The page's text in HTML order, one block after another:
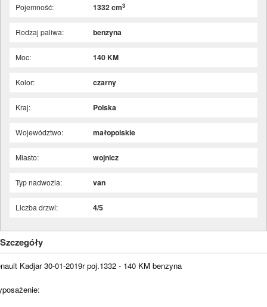
Pojemność: 1332 cm3
Rodzaj paliwa: benzyna
Moc: 140 KM
Kolor: czarny
Kraj: Polska
Województwo: małopolskie
Miasto: wojnicz
Typ nadwozia: van
Liczba drzwi: 4/5
Szczegóły
Kadjar 30-01-2019r poj.1332 - 140 KM benzyna